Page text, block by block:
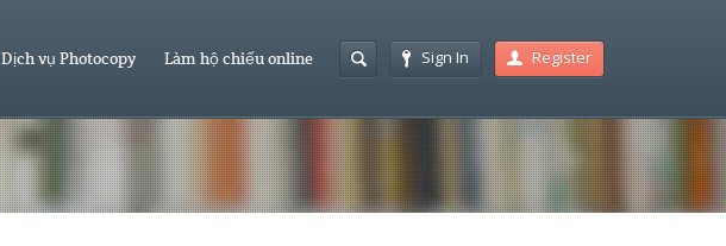
Sign In Register
Dịch vụ Photocopy Làm hộ chiếu online